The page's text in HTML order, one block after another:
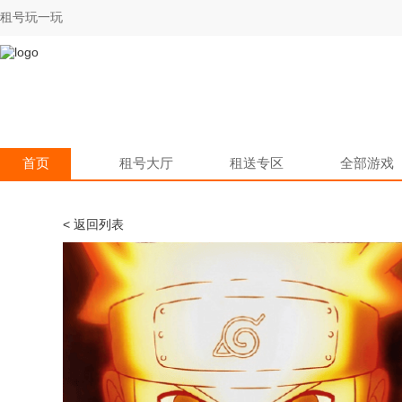
租号玩一玩
首页 租号大厅 租送专区 全部游戏
< 返回列表